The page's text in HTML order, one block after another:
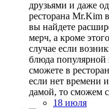
друзьями и даже
ресторана Mr.Kim
вы найдете
мерч, а кроме
случае если
блюда
сможете в
если нет времени
дамой, то сможем
18 июля